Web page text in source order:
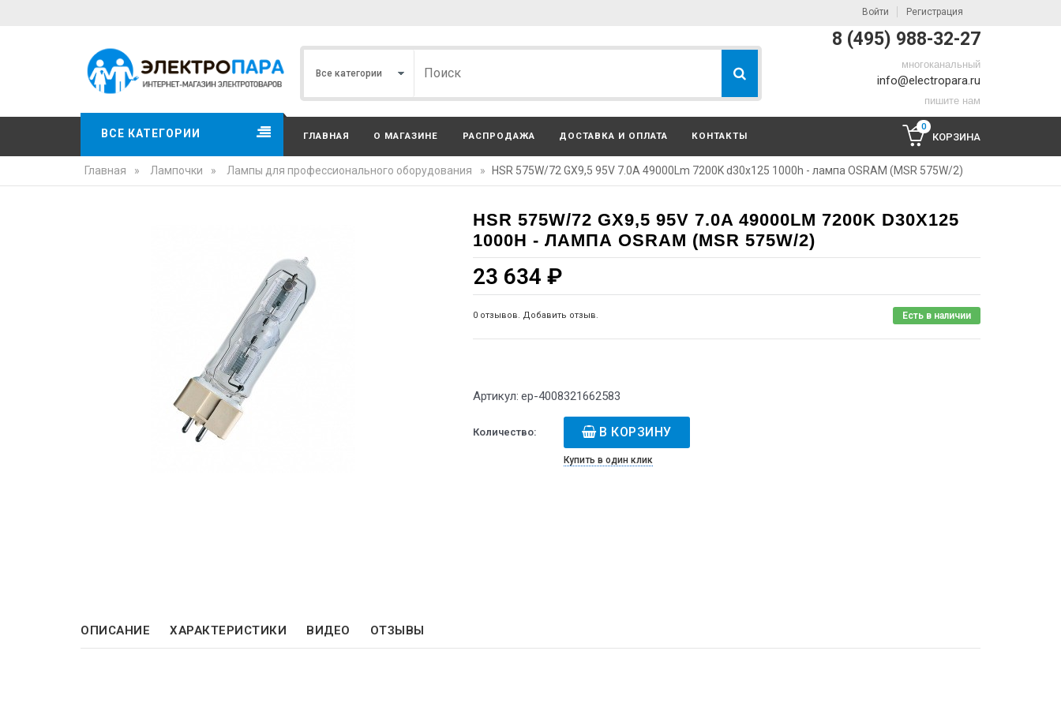
Войти Регистрация
8 (495) 988-32-27
многоканальный
info@electropara.ru
пишите нам
ВСЕ КАТЕГОРИИ ГЛАВНАЯ О МАГАЗИНЕ РАСПРОДАЖА ДОСТАВКА И ОПЛАТА КОНТАКТЫ
0
КОРЗИНА
Главная » Лампочки » Лампы для профессионального оборудования » HSR 575W/72 GX9,5 95V 7.0A 49000Lm 7200K d30x125 1000h - лампа OSRAM (MSR 575W/2)
HSR 575W/72 GX9,5 95V 7.0A 49000LM 7200K D30X125
1000H - ЛАМПА OSRAM (MSR 575W/2)
23 634 ₽
0 отзывов. Добавить отзыв. Есть в наличии
Артикул: ep-4008321662583
Количество: В КОРЗИНУ
Купить в один клик
ОПИСАНИЕ ХАРАКТЕРИСТИКИ ВИДЕО ОТЗЫВЫ